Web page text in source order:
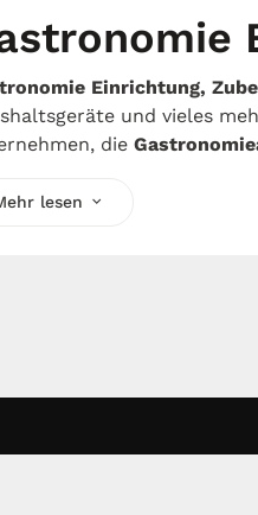
Einrichtung,
und vieles
die
lesen